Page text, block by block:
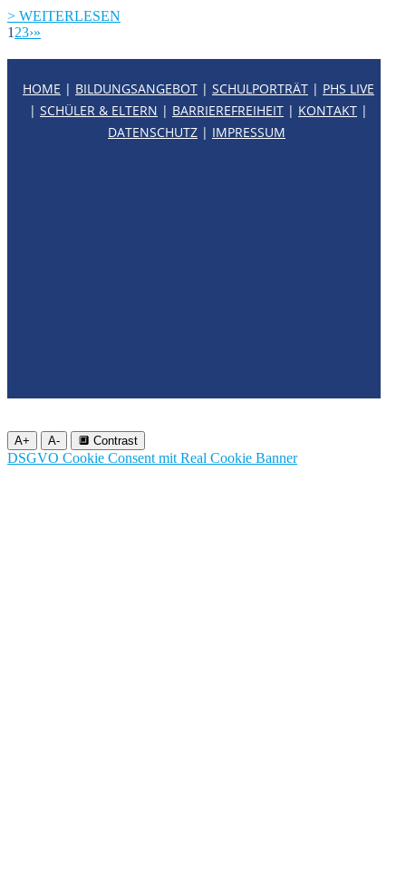
> WEITERLESEN
1 23›»
HOME | BILDUNGSANGEBOT | SCHULPORTRÄT | PHS LIVE
| SCHÜLER & ELTERN | BARRIEREFREIHEIT | KONTAKT |
DATENSCHUTZ | IMPRESSUM
A+ A- 🔲 Contrast
DSGVO Cookie Consent mit Real Cookie Banner